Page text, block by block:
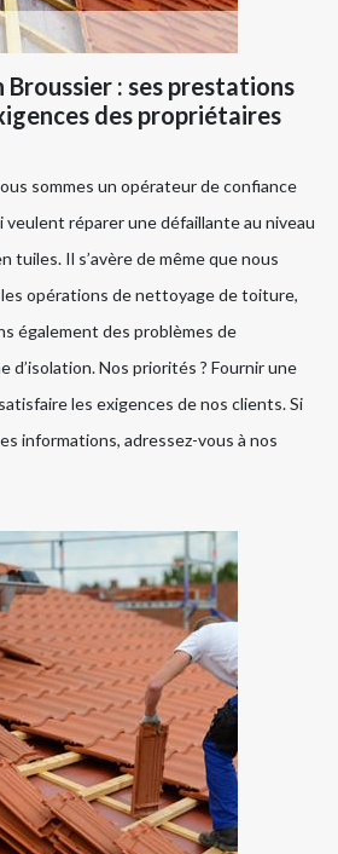
: ses prestations
des propriétaires
sommes un opérateur de confiance
réparer une défaillante au niveau
Il s’avère de même que nous
opérations de nettoyage de toiture,
également des problèmes de
d’isolation. Nos priorités ? Fournir une
les exigences de nos clients. Si
informations, adressez-vous à nos